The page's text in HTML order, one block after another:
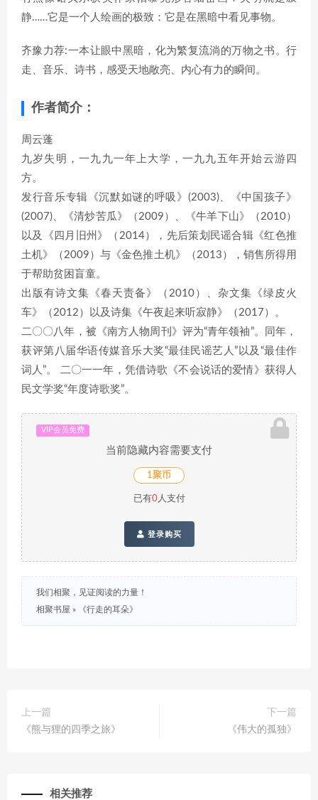
静……它是一个人绘画的极致：它是在黑暗中看见事物。
齐豫力荐:一本让眼中黑暗，化为繁复流淌的万物之书。行
走、音乐、诗书，感受天地敞亮、内心有力的瞬间。
作者简介：
周云蓬
九岁失明，一九九一年上大学，一九九五年开始云游四
方。
发行音乐专辑《沉默如谜的呼吸》(2003)、《中国孩子》
(2007)、《清炒苦瓜》（2009）、《牛羊下山》（2010）
以及《四月旧州》（2014），先后策划民谣合辑《红色推
土机》（2009）与《金色推土机》（2013），销售所得用
于帮助贫困盲童。
出版有诗文集《春天责备》（2010）、杂文集《绿皮火
车》（2012）以及诗集《午夜起来听寂静》（2017）。
二〇〇八年，被《南方人物周刊》评为“青年领袖”。同年，
获评第八届华语传媒音乐大奖“最佳民谣艺人”以及“最佳作
词人”。 二〇一一年，凭借诗歌《不会说话的爱情》获得人
民文学奖“年度诗歌奖”。
VIP会员免费
当前隐藏内容需要支付
1聚币
已有0人支付
登录购买
我们相聚，见证阅读的力量！
相聚书屋 » 《行走的耳朵》
上一篇
《熊与狸的四季之旅》
下一篇
《伟大的孤独》
相关推荐